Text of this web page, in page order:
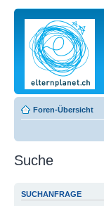
Foren-Übersicht
Suche
SUCHANFRAGE